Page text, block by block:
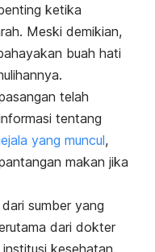
ketika
Meski demikian,
buah hati
telah
tentang
yang muncul,
makan jika
sumber yang
dari dokter